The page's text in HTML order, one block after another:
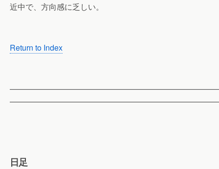
近中で、方向感に乏しい。
Return to Index
日足